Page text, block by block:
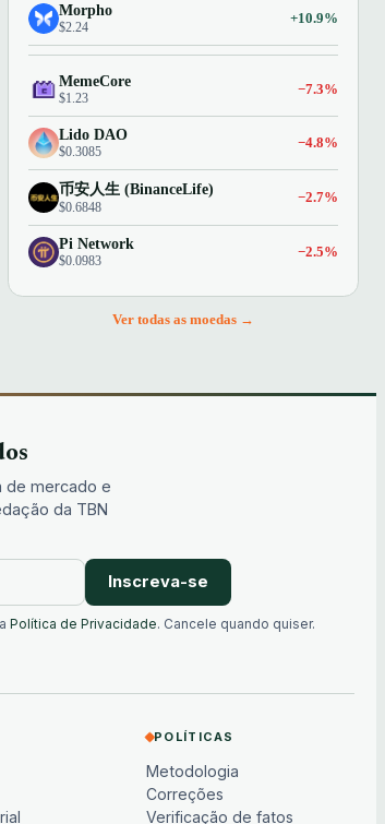
Morpho
$2.24
+10.9%
MemeCore
$1.23
−7.3%
Lido DAO
$0.3085
−4.8%
币安人生 (BinanceLife)
$0.6848
−2.7%
Pi Network
$0.0983
−2.5%
Ver todas as moedas →
de mercado e
da TBN
Inscreva-se
Política de Privacidade. Cancele quando quiser.
POLÍTICAS
Metodologia
Correções
Verificação de fatos